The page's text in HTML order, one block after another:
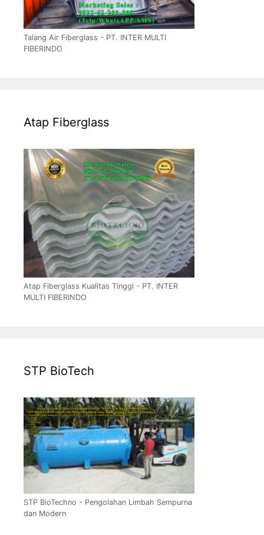
Talang Air Fiberglass - PT. INTER MULTI
FIBERINDO
Atap Fiberglass
Atap Fiberglass Kualitas Tinggi - PT. INTER
MULTI FIBERINDO
STP BioTech
STP BioTechno - Pengolahan Limbah Sempurna
dan Modern